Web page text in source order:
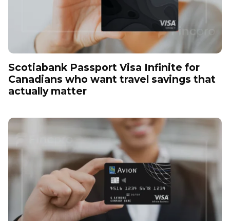
Scotiabank Passport Visa Infinite for
Canadians who want travel savings that
actually matter